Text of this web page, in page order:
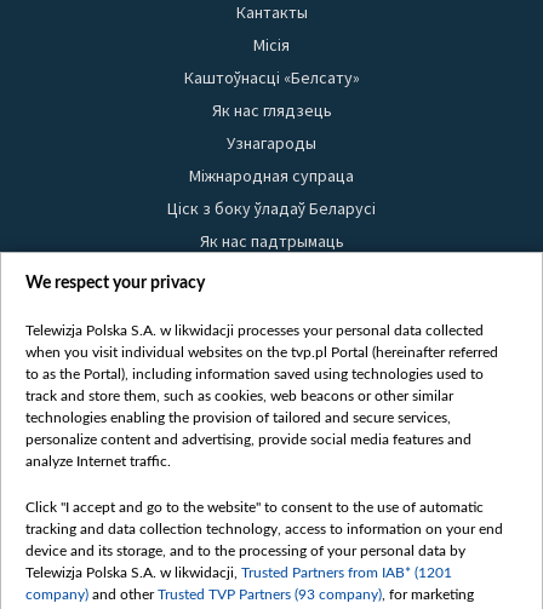
Кантакты
Місія
Каштоўнасці «Белсату»
Як нас глядзець
Узнагароды
Міжнародная супраца
Ціск з боку ўладаў Беларусі
Як нас падтрымаць
Правілы выкарыстання матэрыялаў
Бяспека
Youtube
Белсат news
Белсат Shorts
Жэстачайшы мульт
Belsat English
Biełsat PL
We respect your privacy
Telewizja Polska S.A. w likwidacji processes your personal data collected
when you visit individual websites on the tvp.pl Portal (hereinafter referred
to as the Portal), including information saved using technologies used to
track and store them, such as cookies, web beacons or other similar
technologies enabling the provision of tailored and secure services,
personalize content and advertising, provide social media features and
analyze Internet traffic.
Click "I accept and go to the website" to consent to the use of automatic
tracking and data collection technology, access to information on your end
device and its storage, and to the processing of your personal data by
Telewizja Polska S.A. w likwidacji, Trusted Partners from IAB* (1201
company) and otherTrusted TVP Partners (93 company) , for marketing